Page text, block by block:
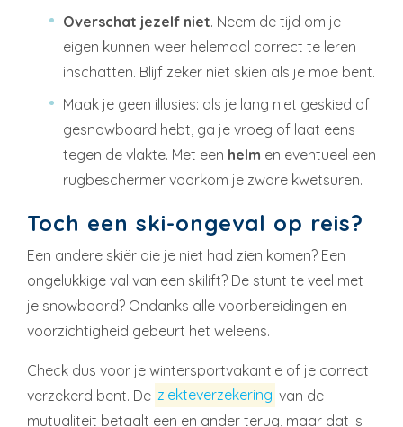
Overschat jezelf niet. Neem de tijd om je
eigen kunnen weer helemaal correct te leren
inschatten. Blijf zeker niet skiën als je moe bent.
Maak je geen illusies: als je lang niet geskied of
gesnowboard hebt, ga je vroeg of laat eens
tegen de vlakte. Met een helm en eventueel een
rugbeschermer voorkom je zware kwetsuren.
Toch een ski-ongeval op reis?
Een andere skiër die je niet had zien komen? Een
ongelukkige val van een skilift? De stunt te veel met
je snowboard? Ondanks alle voorbereidingen en
voorzichtigheid gebeurt het weleens.
Check dus voor je wintersportvakantie of je correct
verzekerd bent. De ziekteverzekering van de
mutualiteit betaalt een en ander terug, maar dat is